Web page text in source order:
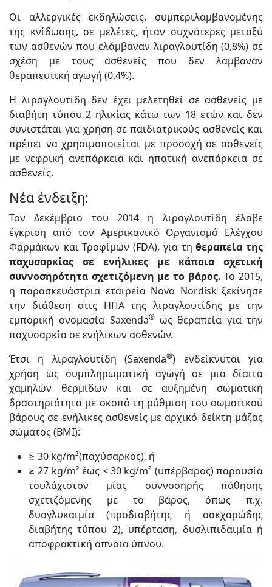
Οι αλλεργικές εκδηλώσεις, συμπεριλαμβανομένης
της κνίδωσης, σε μελέτες, ήταν συχνότερες μεταξύ
των ασθενών που ελάμβαναν λιραγλουτίδη (0,8%) σε
σχέση με τους ασθενείς που δεν λάμβαναν
θεραπευτική αγωγή (0,4%).
Η λιραγλουτίδη δεν έχει μελετηθεί σε ασθενείς με
διαβήτη τύπου 2 ηλικίας κάτω των 18 ετών και δεν
συνιστάται για χρήση σε παιδιατρικούς ασθενείς και
πρέπει να χρησιμοποιείται με προσοχή σε ασθενείς
με νεφρική ανεπάρκεια και ηπατική ανεπάρκεια σε
ασθενείς.
Νέα ένδειξη:
Τον Δεκέμβριο του 2014 η λιραγλουτίδη έλαβε
έγκριση από τον Αμερικανικό Οργανισμό Ελέγχου
Φαρμάκων και Τροφίμων (FDA), για τηθεραπεία της
παχυσαρκίας σε ενήλικες με κάποια σχετική
συννοσηρότητα σχετιζόμενη με το βάρος. Το 2015,
η παρασκευάστρια εταιρεία Novo Nordisk ξεκίνησε
την διάθεση στις ΗΠΑ της λιραγλουτίδης με την
εμπορική ονομασία Saxenda®ως θεραπεία για την
παχυσαρκία σε ενήλικων ασθενών.
Έτσι η λιραγλουτίδη (Saxenda®) ενδείκνυται για
χρήση ως συμπληρωματική αγωγή σε μια δίαιτα
χαμηλών θερμίδων και σε αυξημένη σωματική
δραστηριότητα με σκοπό τη ρύθμιση του σωματικού
βάρους σε ενήλικες ασθενείς με αρχικό δείκτη μάζας
σώματος (BMI):
≥ 30 kg/m²(παχύσαρκος), ή
≥ 27 kg/m² έως < 30 kg/m² (υπέρβαρος) παρουσία
τουλάχιστον μίας συννοσηρής πάθησης
σχετιζόμενης με το βάρος, όπως π.χ.
δυσγλυκαιμία (προδιαβήτης ή σακχαρώδης
διαβήτης τύπου 2), υπέρταση, δυσλιπιδαιμία ή
αποφρακτική άπνοια ύπνου.